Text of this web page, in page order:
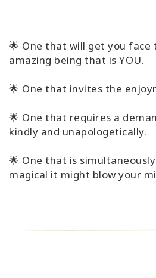
🌟 One that will get you face
amazing being that is YOU.
🌟 One that invites the
🌟 One that requires a
kindly and unapologetically.
🌟 One that is
magical it might blow your